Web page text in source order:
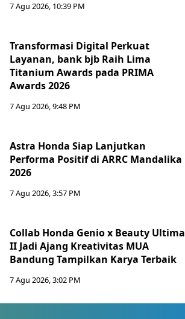
7 Agu 2026, 10:39 PM
Transformasi Digital Perkuat
Layanan, bank bjb Raih Lima
Titanium Awards pada PRIMA
Awards 2026
7 Agu 2026, 9:48 PM
Astra Honda Siap Lanjutkan
Performa Positif di ARRC Mandalika
2026
7 Agu 2026, 3:57 PM
Collab Honda Genio x Beauty Ultima
II Jadi Ajang Kreativitas MUA
Bandung Tampilkan Karya Terbaik
7 Agu 2026, 3:02 PM